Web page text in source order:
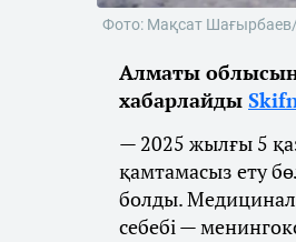
Фото: Мақсат
Алматы
хабарлайды
— 2025 жылғы 5
қамтамасыз ету
болды.
себебі —